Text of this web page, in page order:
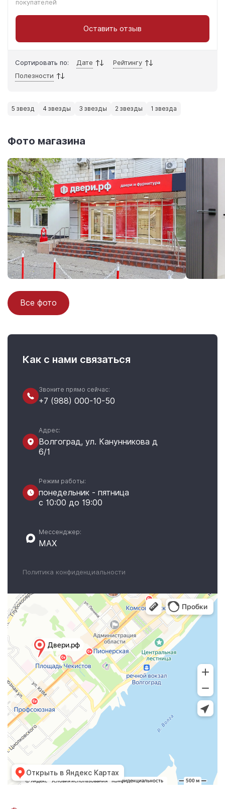
покупателей
Оставить отзыв
Сортировать по: Дате
Рейтингу
Полезности
5 звезд 4 звезды 3 звезды 2 звезды 1 звезда
Фото магазина
Все фото
Как с нами связаться
Звоните прямо сейчас:
+7 (988) 000-10-50
Адрес:
Волгоград, ул. Канунникова д
6/1
Режим работы:
понедельник - пятница
с 10:00 до 19:00
Мессенджер:
MAX
Политика конфиденциальности
Открыть в Яндекс Картах